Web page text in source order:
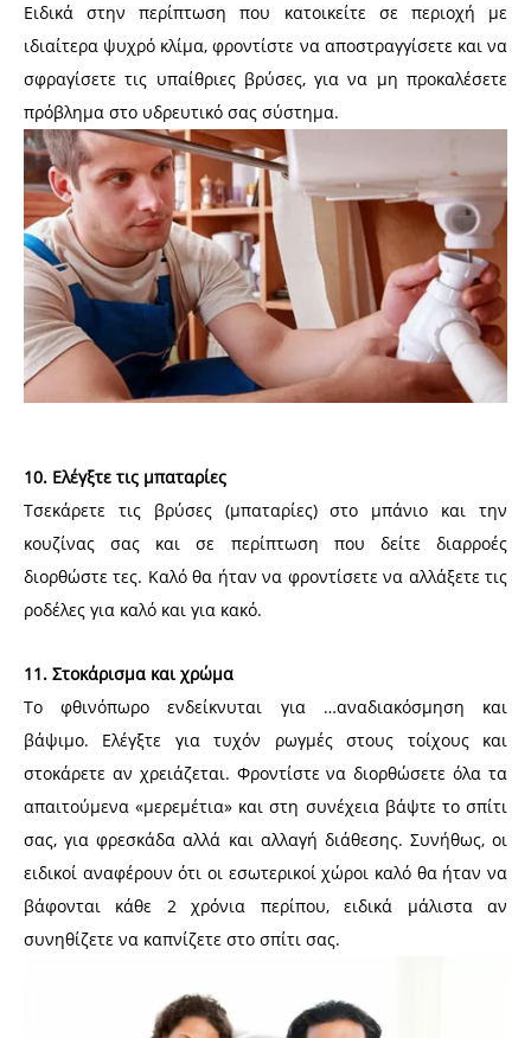
Ειδικά στην περίπτωση που κατοικείτε σε περιοχή με
ιδιαίτερα ψυχρό κλίμα, φροντίστε να αποστραγγίσετε και να
σφραγίσετε τις υπαίθριες βρύσες, για να μη προκαλέσετε
πρόβλημα στο υδρευτικό σας σύστημα.
10. Ελέγξτε τις μπαταρίες
Τσεκάρετε τις βρύσες (μπαταρίες) στο μπάνιο και την
κουζίνας σας και σε περίπτωση που δείτε διαρροές
διορθώστε τες. Καλό θα ήταν να φροντίσετε να αλλάξετε τις
ροδέλες για καλό και για κακό.
11. Στοκάρισμα και χρώμα
Το φθινόπωρο ενδείκνυται για …αναδιακόσμηση και
βάψιμο. Ελέγξτε για τυχόν ρωγμές στους τοίχους και
στοκάρετε αν χρειάζεται. Φροντίστε να διορθώσετε όλα τα
απαιτούμενα «μερεμέτια» και στη συνέχεια βάψτε το σπίτι
σας, για φρεσκάδα αλλά και αλλαγή διάθεσης. Συνήθως, οι
ειδικοί αναφέρουν ότι οι εσωτερικοί χώροι καλό θα ήταν να
βάφονται κάθε 2 χρόνια περίπου, ειδικά μάλιστα αν
συνηθίζετε να καπνίζετε στο σπίτι σας.